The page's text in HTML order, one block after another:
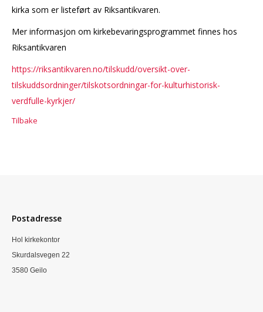
kirka som er listeført av Riksantikvaren.
Mer informasjon om kirkebevaringsprogrammet finnes hos
Riksantikvaren
https://riksantikvaren.no/tilskudd/oversikt-over-
tilskuddsordninger/tilskotsordningar-for-kulturhistorisk-
verdfulle-kyrkjer/
Tilbake
Postadresse
Hol kirkekontor
Skurdalsvegen 22
3580 Geilo